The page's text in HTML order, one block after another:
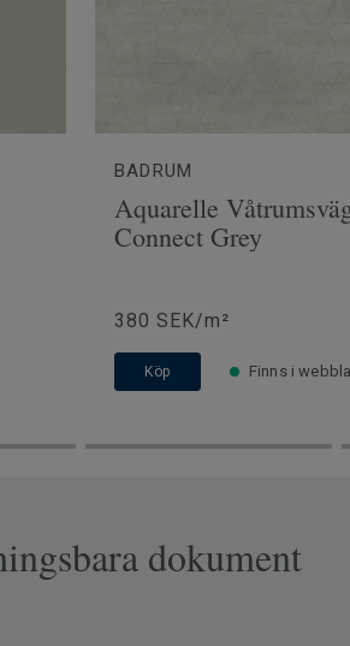
BADRUM
Aquarelle
Connect Grey
380 SEK/m²
Köp Finns i
dokument